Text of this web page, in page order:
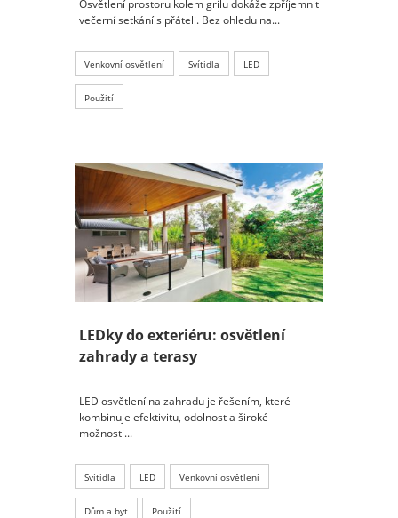
Osvětlení prostoru kolem grilu dokáže zpříjemnit
večerní setkání s přáteli. Bez ohledu na...
Venkovní osvětlení Svítidla LED
Použití
LEDky do exteriéru: osvětlení
zahrady a terasy
LED osvětlení na zahradu je řešením, které
kombinuje efektivitu, odolnost a široké
možnosti...
Svítidla LED Venkovní osvětlení
Dům a byt Použití